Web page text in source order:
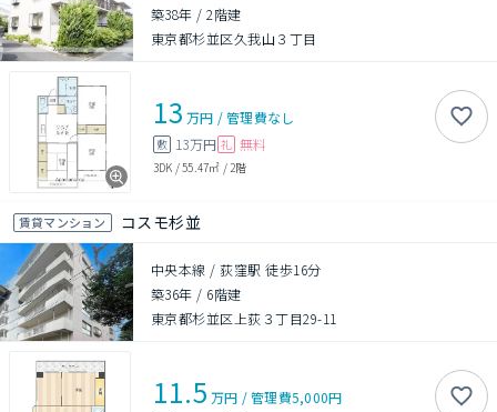
築38年 /2階建
東京都杉並区久我山３丁目
13 万円 /管理費なし
敷 13万円 礼 無料
3DK /55.47㎡ / 2階
賃貸マンション コスモ杉並
中央本線 / 荻窪駅 徒歩16分
築36年 / 6階建
東京都杉並区上荻３丁目29-11
11.5 万円 /管理費5,000円